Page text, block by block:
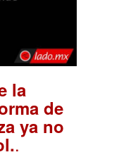
la
de
ya no
.